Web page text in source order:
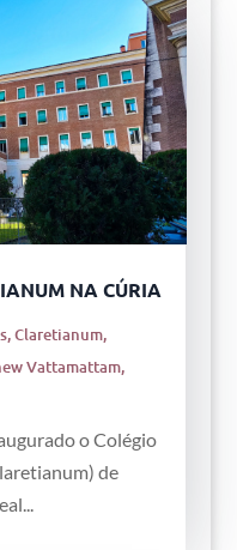
NA CÚRIA
,Claretianum,
Vattamattam,
o Colégio
de